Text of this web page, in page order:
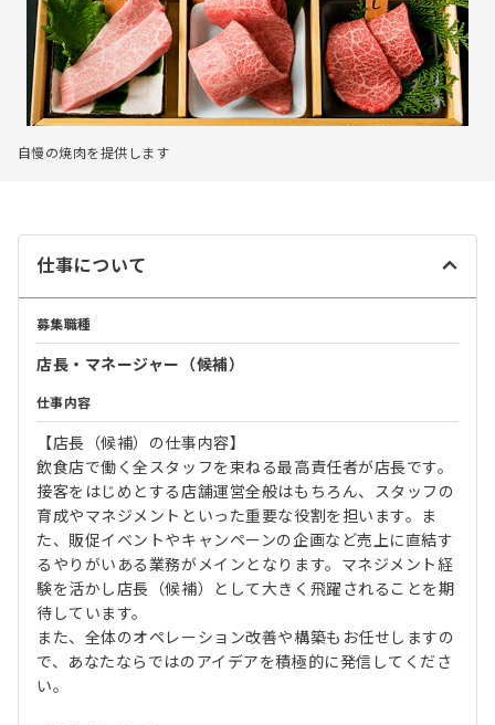
自慢の焼肉を提供します
仕事について
募集職種
店長・マネージャー（候補）
仕事内容
【店長（候補）の仕事内容】
飲食店で働く全スタッフを束ねる最高責任者が店長です。
接客をはじめとする店舗運営全般はもちろん、スタッフの
育成やマネジメントといった重要な役割を担います。ま
た、販促イベントやキャンペーンの企画など売上に直結す
るやりがいある業務がメインとなります。マネジメント経
験を活かし店長（候補）として大きく飛躍されることを期
待しています。
また、全体のオペレーション改善や構築もお任せしますの
で、あなたならではのアイデアを積極的に発信してくださ
い。